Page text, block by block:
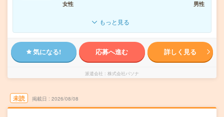
女性
男性
もっと見る
気になる! 応募へ進む 詳しく見る
派遣会社 株式会社パソナ
未読 掲載日 2026/08/08